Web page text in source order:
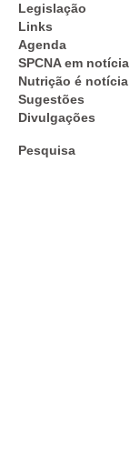
Legislação
Links
Agenda
SPCNA em notícia
Nutrição é notícia
Sugestões
Divulgações
Pesquisa